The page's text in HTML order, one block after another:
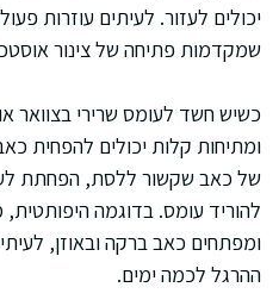
יכולים לעזור. לעיתים עוזרות
שמקדמות פתיחה של צינור
כשיש חשד לעומס שרירי בצוואר
ומתיחות קלות יכולים להפחית
של כאב שקשור ללסת, הפחתת
להוריד עומס. בדוגמה
ומפתחים כאב ברקה ובאוזן,
ההרגל לכמה ימים.